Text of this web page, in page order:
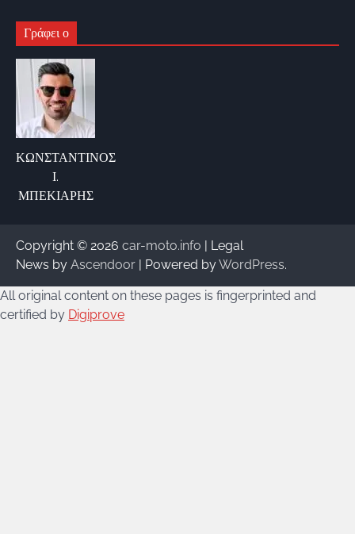
Γράφει ο
ΚΩΝΣΤΑΝΤΙΝΟΣ
Ι.
ΜΠΕΚΙΑΡΗΣ
Copyright © 2026 car-moto.info | Legal
News by Ascendoor | Powered byWordPress.
All original content on these pages is fingerprinted and
certified by Digiprove